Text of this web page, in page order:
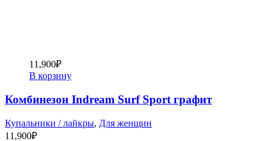
11,900₽
В корзину
Комбинезон Indream Surf Sport графит
Купальники / лайкры, Для женщин
11,900₽